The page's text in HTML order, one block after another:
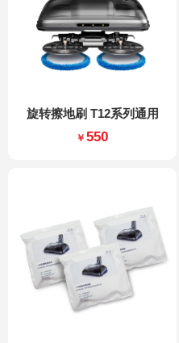
旋转擦地刷 T12系列通用
￥ 550